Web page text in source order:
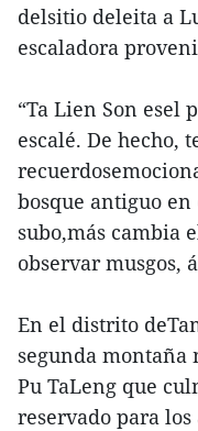
delsitio deleita a
escaladora
“Ta Lien Son esel
escalé. De hecho,
bosque antiguo
subo,más cambia
observar musgos,
En el distrito
segunda montaña
Pu TaLeng que
reservado para